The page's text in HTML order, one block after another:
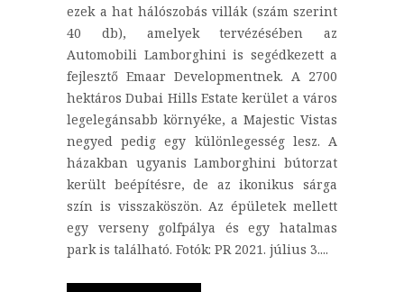
ezek a hat hálószobás villák (szám szerint
40 db), amelyek tervézésében az
Automobili Lamborghini is segédkezett a
fejlesztő Emaar Developmentnek. A 2700
hektáros Dubai Hills Estate kerület a város
legelegánsabb környéke, a Majestic Vistas
negyed pedig egy különlegesség lesz. A
házakban ugyanis Lamborghini bútorzat
került beépítésre, de az ikonikus sárga
szín is visszaköszön. Az épületek mellett
egy verseny golfpálya és egy hatalmas
park is található. Fotók: PR 2021. július 3....